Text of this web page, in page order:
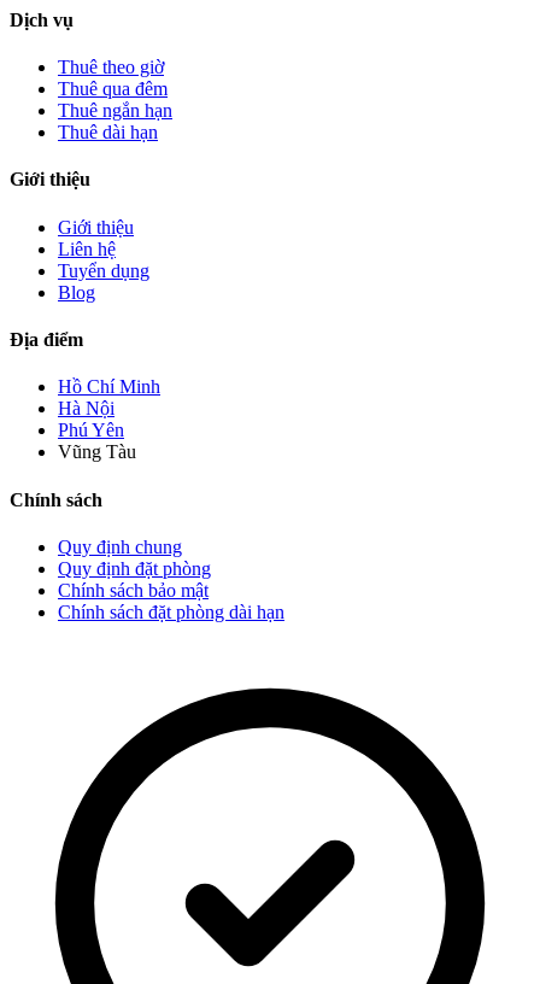
Dịch vụ
Thuê theo giờ
Thuê qua đêm
Thuê ngắn hạn
Thuê dài hạn
Giới thiệu
Giới thiệu
Liên hệ
Tuyển dụng
Blog
Địa điểm
Hồ Chí Minh
Hà Nội
Phú Yên
Vũng Tàu
Chính sách
Quy định chung
Quy định đặt phòng
Chính sách bảo mật
Chính sách đặt phòng dài hạn